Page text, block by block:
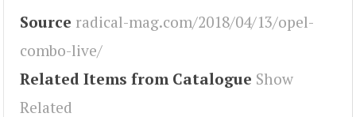
Source radical-mag.com/2018/04/13/opel-
combo-live/
Related Items from Catalogue Show
Related